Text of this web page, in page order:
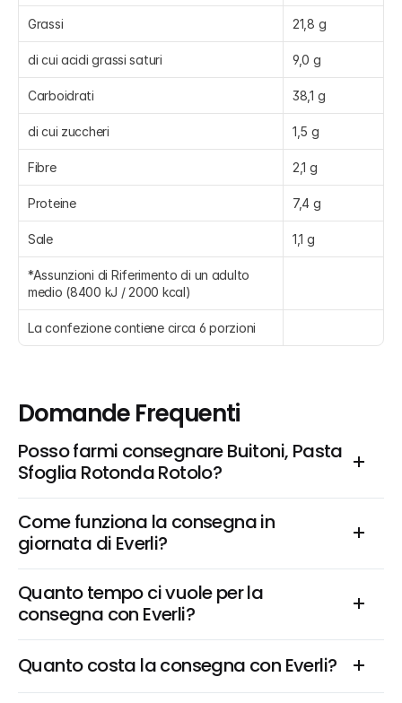
Grassi 21,8 g
di cui acidi grassi saturi 9,0 g
Carboidrati 38,1 g
di cui zuccheri 1,5 g
Fibre 2,1 g
Proteine 7,4 g
Sale 1,1 g
*Assunzioni di Riferimento di un adulto
medio (8400 kJ / 2000 kcal)
La confezione contiene circa 6 porzioni
Domande Frequenti
Posso farmi consegnare Buitoni, Pasta
Sfoglia Rotonda Rotolo?
Come funziona la consegna in
giornata di Everli?
Quanto tempo ci vuole per la
consegna con Everli?
Quanto costa la consegna con Everli?